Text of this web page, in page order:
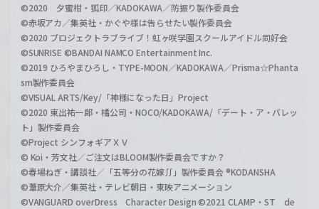
©2020 夕蜜柑・狐印／KADOKAWA／防振り製作委員会
©赤坂アカ／集英社・かぐや様は告らせたい製作委員会
©2020 プロジェクトラブライブ！虹ヶ咲学園スクールアイドル同好会
©SUNRISE ©BANDAI NAMCO Entertainment Inc.
©2019 ひろやまひろし・TYPE-MOON／KADOKAWA／Prisma☆Phanta
sm製作委員会
©VISUAL ARTS/Key/「神様になった日」Project
©2020 東出祐一郎・橘公司・NOCO/KADOKAWA/「デート・ア・バレッ
ト」製作委員会
©Project シンフォギアＸＶ
© Koi・芳文社／ご注文はBLOOM製作委員会ですか？
©春場ねぎ・講談社／「五等分の花嫁∬」製作委員会 ®KODANSHA
©葦原大介／集英社・テレビ朝日・東映アニメーション
©VANGUARD overDress Character Design ©2021 CLAMP・ST de